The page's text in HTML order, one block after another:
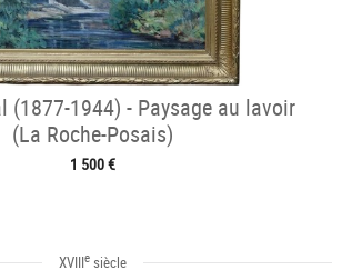
(1877-1944) - Paysage au lavoir
(La Roche-Posais)
1 500 €
XVIIIe siècle